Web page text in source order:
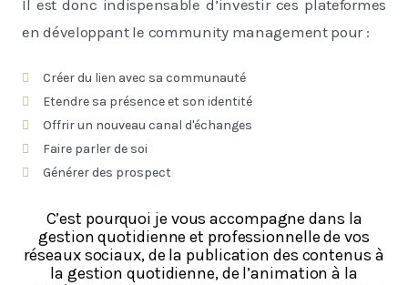
Il est donc indispensable d’investir ces plateformes
en développant le community management pour :
Créer du lien avec sa communauté
Etendre sa présence et son identité
Offrir un nouveau canal d'échanges
Faire parler de soi
Générer des prospect
C’est pourquoi je vous accompagne dans la
gestion quotidienne et professionnelle de vos
réseaux sociaux, de la publication des contenus à
la gestion quotidienne, de l’animation à la